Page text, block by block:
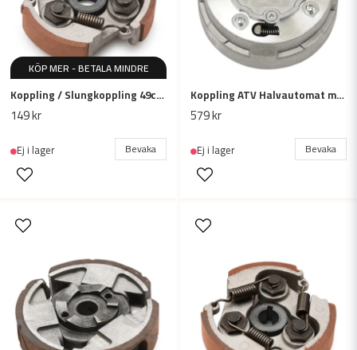
KÖP MER - BETALA MINDRE
Koppling / Slungkoppling 49cc - 2-takt, ATV / mini Dirtbike / barncross
149 kr
Ej i lager Bevaka
Koppling ATV Halvautomat motor, 70-125cc, 17T
579 kr
Ej i lager Bevaka
Skicka fråga